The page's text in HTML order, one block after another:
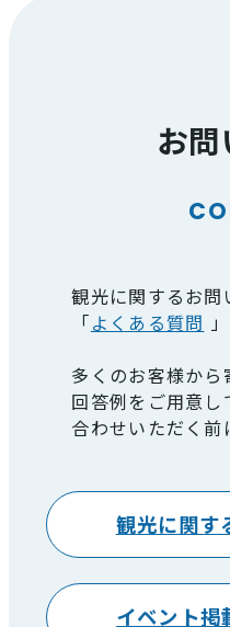
お
観光に関するお問
「よくある質問
多くのお客様か
回答例をご用意
合わせいただく前
観光に関す
イベント掲